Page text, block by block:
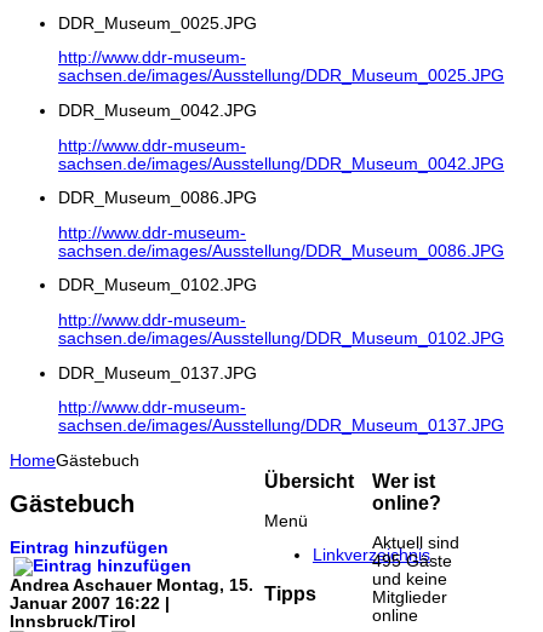
DDR_Museum_0025.JPG
http://www.ddr-museum-
sachsen.de/images/Ausstellung/DDR_Museum_0025.JPG
DDR_Museum_0042.JPG
http://www.ddr-museum-
sachsen.de/images/Ausstellung/DDR_Museum_0042.JPG
DDR_Museum_0086.JPG
http://www.ddr-museum-
sachsen.de/images/Ausstellung/DDR_Museum_0086.JPG
DDR_Museum_0102.JPG
http://www.ddr-museum-
sachsen.de/images/Ausstellung/DDR_Museum_0102.JPG
DDR_Museum_0137.JPG
http://www.ddr-museum-
sachsen.de/images/Ausstellung/DDR_Museum_0137.JPG
HomeGästebuch
Gästebuch
Eintrag hinzufügen
Andrea Aschauer Montag, 15.
Januar 2007 16:22 |
Innsbruck/Tirol
Übersicht
Menü
Linkverzeichnis
Tipps
Wer ist
online?
Aktuell sind
495 Gäste
und keine
Mitglieder
online